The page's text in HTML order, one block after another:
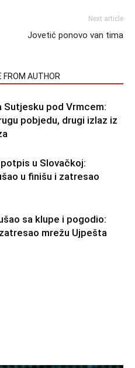
Next article
Jovetić ponovo van tima
FROM AUTHOR
Sutjesku pod Vrmcem:
pobjedu, drugi izlaz iz
u Slovačkoj:
u finišu i zatresao
sa klupe i pogodio:
mrežu Ujpešta